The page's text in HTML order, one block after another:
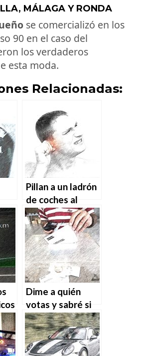
MÁLAGA Y RONDA
se comercializó en los
90 en el caso del
los verdaderos
esta moda.
Relacionadas:
Pillan a un ladrón
de coches al
perder una oreja
en uno de los
robos
Dime a quién
votas y sabré si
eres de taxi, Uber
o Cabify